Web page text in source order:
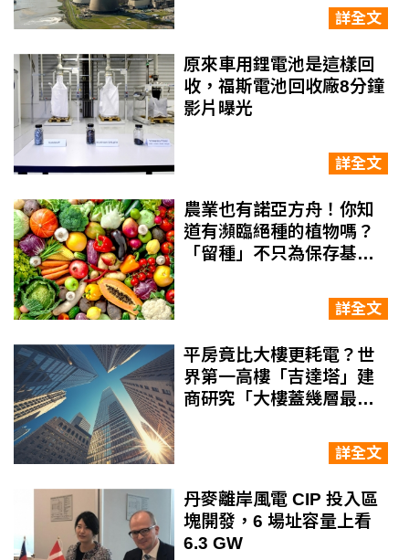
詳全文
原來車用鋰電池是這樣回
收，福斯電池回收廠8分鐘
影片曝光
詳全文
農業也有諾亞方舟！你知
道有瀕臨絕種的植物嗎？
「留種」不只為保存基
詳全文
平房竟比大樓更耗電？世
界第一高樓「吉達塔」建
商研究「大樓蓋幾層最省
詳全文
丹麥離岸風電 CIP 投入區
塊開發，6 場址容量上看
6.3 GW